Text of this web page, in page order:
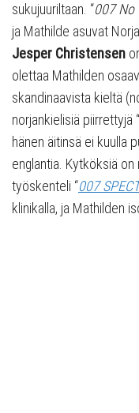
sukujuuriltaan. “007 No
ja Mathilde asuvat
Jesper Christensen
olettaa Mathilden
skandinaavista kieltä
norjankielisiä piirrettyjä “
hänen äitinsä ei kuulla
englantia. Kytköksiä
työskenteli “007
klinikalla, ja Mathilden